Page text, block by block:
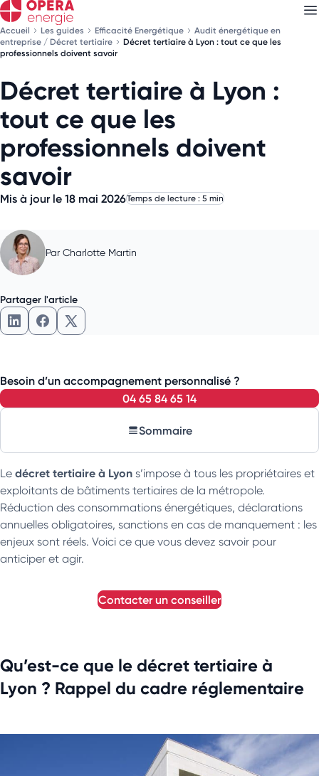
Accueil Les guides Efficacité Energétique
Audit énergétique en
entreprise / Décret tertiaire
Décret tertiaire à Lyon : tout ce que les
professionnels doivent savoir
Décret tertiaire à Lyon :
tout ce que les
professionnels doivent
savoir
Mis à jour le 18 mai 2026Temps de lecture : 5 min
Par Charlotte Martin
Partager l'article
Partager l'article sur LinkedIn
Partager l'article sur Facebook
Partager l'article sur X
Besoin d’un accompagnement personnalisé ?
04 65 84 65 14
Sommaire
Le décret tertiaire à Lyon s’impose à tous les propriétaires et
exploitants de bâtiments tertiaires de la métropole.
Réduction des consommations énergétiques, déclarations
annuelles obligatoires, sanctions en cas de manquement : les
enjeux sont réels. Voici ce que vous devez savoir pour
anticiper et agir.
contacter un conseiller
Qu’est-ce que le décret tertiaire à
Lyon ? Rappel du cadre réglementaire
Découvrez nosnewsletters
Choisissez les newsletters qui vous intéressent